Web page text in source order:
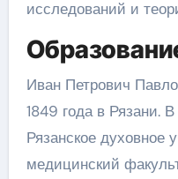
исследований и
Иван Петрович
1849 года в Рязани.
Рязанское духовное
медицинский